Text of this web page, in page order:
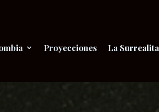
Proyecciones La Surrealita